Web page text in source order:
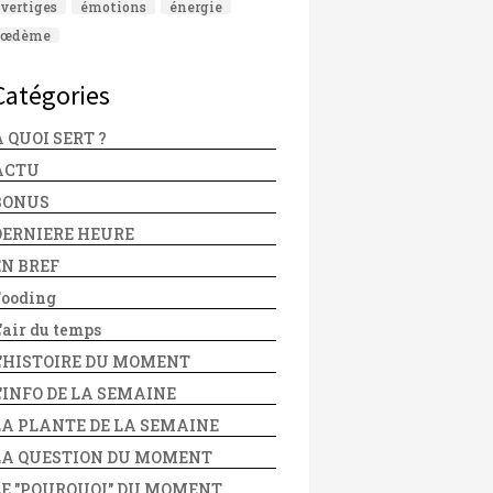
vertiges émotions
énergie
œdème
QUOI SERT ?
HEURE
BREF
du temps
DU MOMENT
DE LA SEMAINE
PLANTE DE LA SEMAINE
QUESTION DU MOMENT